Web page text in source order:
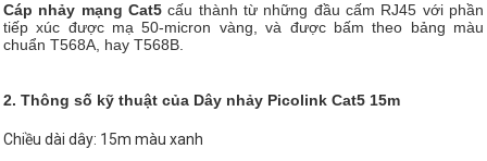
Cáp nhảy mạng Cat5 cấu thành từ những đầu cấm RJ45 với phần
tiếp xúc được mạ 50-micron vàng, và được bấm theo bảng màu
chuẩn T568A, hay T568B.
2. Thông số kỹ thuật của Dây nhảy Picolink Cat5 15m
Chiều dài dây: 15m màu xanh